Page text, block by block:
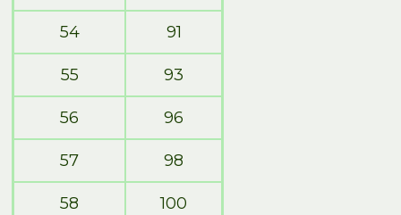
54 91
55 93
56 96
57 98
58 100